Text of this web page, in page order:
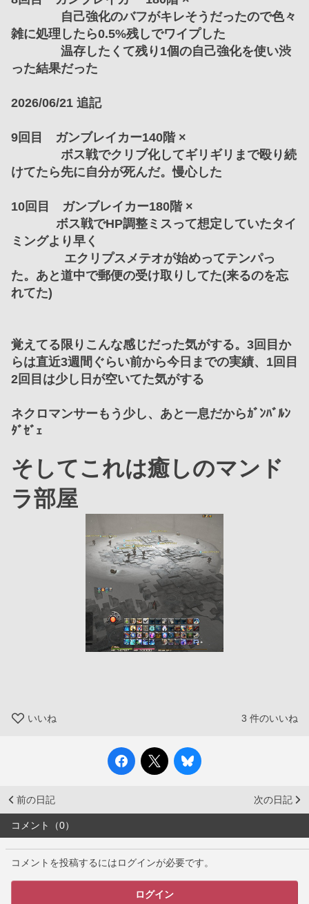
自己強化のバフがキレそうだったので色々
雑に処理したら0.5%残しでワイプした
温存したくて残り1個の自己強化を使い渋
った結果だった
2026/06/21 追記
9回目　ガンブレイカー140階 ×
ボス戦でクリブ化してギリギリまで殴り続
けてたら先に自分が死んだ。慢心した
10回目　ガンブレイカー180階 ×
ミングより早く
エクリプスメテオが始めってテンパっ
た。あと道中で郵便の受け取りしてた(来るのを忘
れてた)
覚えてる限りこんな感じだった気がする。3回目か
らは直近3週間ぐらい前から今日までの実績、1回目
2回目は少し日が空いてた気がする
ネクロマンサーもう少し、あと一息だからｶﾞﾝﾊﾞﾙﾝ
ﾀﾞｾﾞｪ
そしてこれは癒しのマンド
ラ部屋
いいね 3 件のいいね
前の日記 次の日記
コメント（0）
コメントを投稿するにはログインが必要です。
ログイン